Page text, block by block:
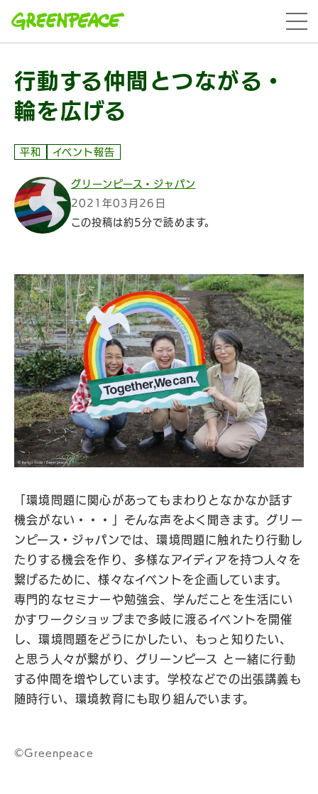
menu
行動する仲間とつながる・
輪を広げる
平和 イベント報告
グリーンピース・ジャパン
2021年03月26日
この投稿は約5分で読めます。
「環境問題に関心があってもまわりとなかなか話す
機会がない・・・」そんな声をよく聞きます。グリー
ンピース・ジャパンでは、環境問題に触れたり行動し
たりする機会を作り、多様なアイディアを持つ人々を
繋げるために、様々なイベントを企画しています。
専門的なセミナーや勉強会、学んだことを生活にい
かすワークショップまで多岐に渡るイベントを開催
し、環境問題をどうにかしたい、もっと知りたい、
と思う人々が繋がり、グリーンピース と一緒に行動
する仲間を増やしています。学校などでの出張講義も
随時行い、環境教育にも取り組んでいます。
©︎Greenpeace